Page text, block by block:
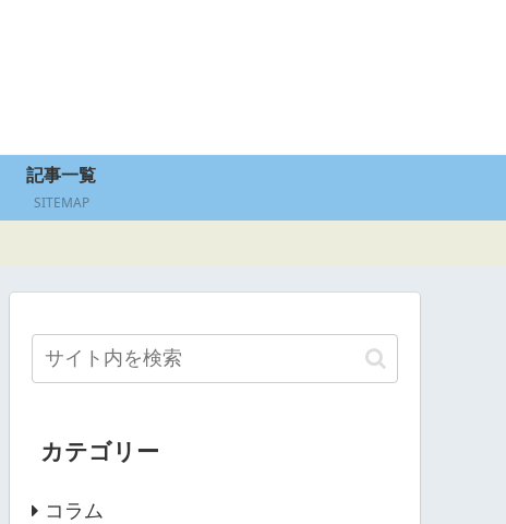
記事一覧
SITEMAP
カテゴリー
コラム